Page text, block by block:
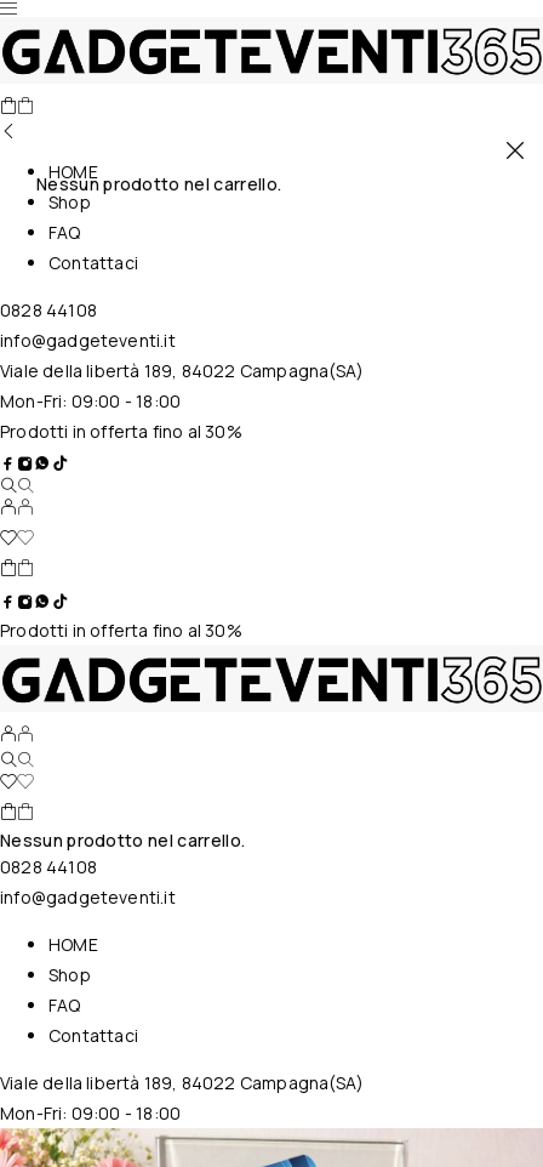
Nessun prodotto nel carrello.
HOME
Shop
FAQ
Contattaci
0828 44108
info@gadgeteventi.it
Viale della libertà 189, 84022 Campagna(SA)
Mon-Fri: 09:00 - 18:00
Prodotti in offerta fino al 30%
Prodotti in offerta fino al 30%
Nessun prodotto nel carrello.
0828 44108
info@gadgeteventi.it
HOME
Shop
FAQ
Contattaci
Viale della libertà 189, 84022 Campagna(SA)
Mon-Fri: 09:00 - 18:00